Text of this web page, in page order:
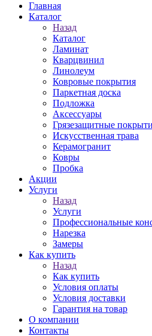
Главная
Каталог
Назад
Каталог
Ламинат
Кварцвинил
Линолеум
Ковровые покрытия
Паркетная доска
Подложка
Аксессуары
Грязезащитные
Искусственная трава
Керамогранит
Ковры
Пробка
Акции
Услуги
Назад
Услуги
Профессиональные
Нарезка
Замеры
Как купить
Назад
Как купить
Условия оплаты
Условия доставки
Гарантия на товар
О компании
Контакты